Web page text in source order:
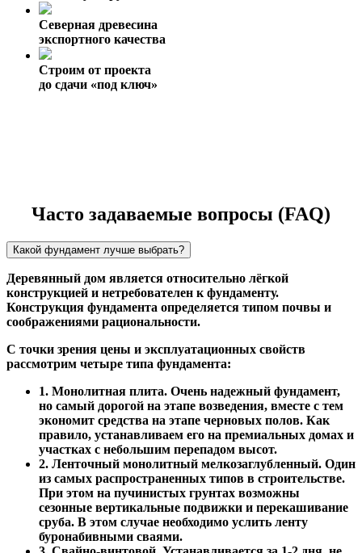
Северная древесина
экспортного качества
Строим от проекта
до сдачи «под ключ»
Часто задаваемые вопросы (FAQ)
Какой фундамент лучше выбрать?
Деревянный дом является относительно лёгкой
конструкцией и нетребователен к фундаменту.
Конструкция фундамента определяется типом почвы и
соображениями рациональности.
С точки зрения цены и эксплуатационных свойств
рассмотрим четыре типа фундамента:
1. Монолитная плита. Очень надежный фундамент,
но самый дорогой на этапе возведения, вместе с тем
экономит средства на этапе черновых полов. Как
правило, устанавливаем его на премиальных домах и
участках с небольшим перепадом высот.
2. Ленточный монолитный мелкозаглубленный. Один
из самых распространенных типов в строительстве.
При этом на пучинистых грунтах возможны
сезонные вертикальные подвижки и перекашивание
сруба. В этом случае необходимо услить ленту
буронабивными сваями.